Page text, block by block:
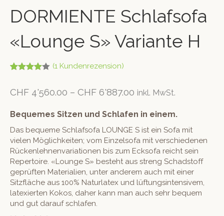
DORMIENTE Schlafsofa
«Lounge S» Variante H
von 5,
Kundenb
(1 Kundenrezension)
CHF 4'560.00 – CHF 6'887.00 inkl. MwSt.
Bequemes Sitzen und Schlafen in einem.
Das bequeme Schlafsofa LOUNGE S ist ein Sofa mit
vielen Möglichkeiten; vom Einzelsofa mit verschiedenen
Rückenlehnenvariationen bis zum Ecksofa reicht sein
Repertoire. «Lounge S» besteht aus streng Schadstoff
geprüften Materialien, unter anderem auch mit einer
Sitzfläche aus 100% Naturlatex und lüftungsintensivem,
latexierten Kokos, daher kann man auch sehr bequem
und gut darauf schlafen.